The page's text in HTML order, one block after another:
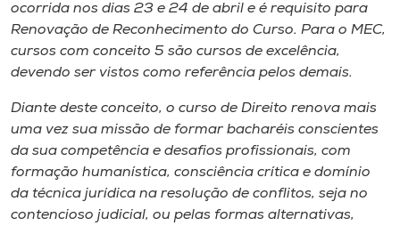
Selecione
ocorrida nos dias 23 e 24 de abril e é requisito para
Renovação de Reconhecimento do Curso. Para o MEC,
cursos com conceito 5 são cursos de excelência,
devendo ser vistos como referência pelos demais.
Diante deste conceito, o curso de Direito renova mais
uma vez sua missão de formar bacharéis conscientes
da sua competência e desafios profissionais, com
formação humanística, consciência crítica e domínio
da técnica jurídica na resolução de conflitos, seja no
contencioso judicial, ou pelas formas alternativas,